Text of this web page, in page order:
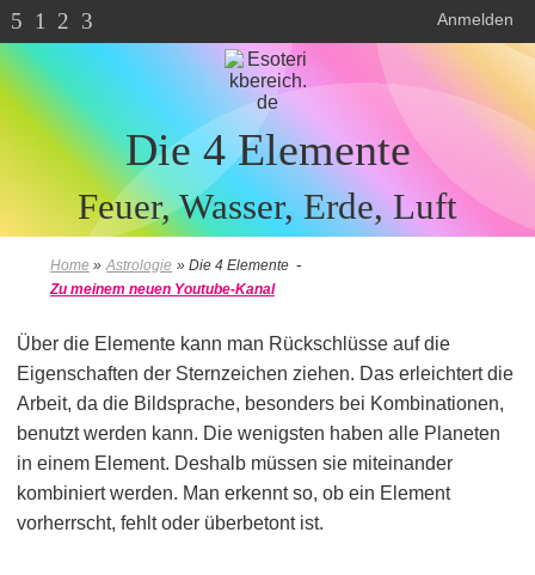
5 1 2 3 Anmelden
Die 4 Elemente
Feuer, Wasser, Erde, Luft
Home » Astrologie » Die 4 Elemente -
Zu meinem neuen Youtube-Kanal
Über die Elemente kann man Rückschlüsse auf die
Eigenschaften der Sternzeichen ziehen. Das erleichtert die
Arbeit, da die Bildsprache, besonders bei Kombinationen,
benutzt werden kann. Die wenigsten haben alle Planeten
in einem Element. Deshalb müssen sie miteinander
kombiniert werden. Man erkennt so, ob ein Element
vorherrscht, fehlt oder überbetont ist.